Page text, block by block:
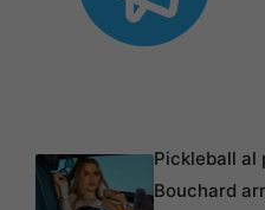
Pickleball al
Bouchard